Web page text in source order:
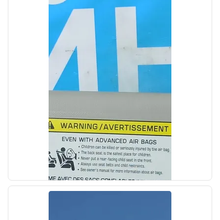
Подушка безопасности в руль Kia Sorento
2 XM 2009-2012
OEM: 569002P100VA
Производитель:
Hyundai-KIA
6900,00₽
Шина Ziex ZE960 A/S R20
Производитель:
6000,00₽
Автолайн